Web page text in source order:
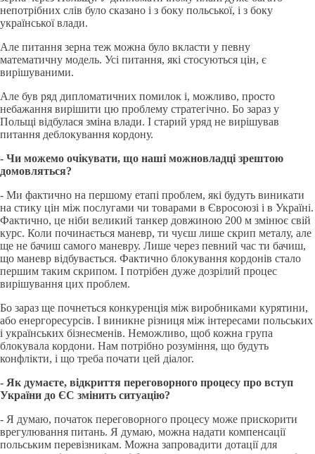
непотрібних слів було сказано і з боку польської, і з боку
української влади.
Але питання зерна теж можна було вкласти у певну
математичну модель. Усі питання, які стосуються цін, є
вирішуваними.
Але був ряд дипломатичних помилок і, можливо, просто
небажання вирішити цю проблему стратегічно. Бо зараз у
Польщі відбулася зміна влади. І старий уряд не вирішував
питання деблокування кордону.
- Чи можемо очікувати, що наші можновладці зрештою
домовляться?
- Ми фактично на першому етапі проблем, які будуть виникати
на стику цін між послугами чи товарами в Євросоюзі і в Україні.
Фактично, це ніби великий танкер довжиною 200 м змінює свій
курс. Коли починається маневр, ти чуєш лише скрип металу, але
ще не бачиш самого маневру. Лише через певний час ти бачиш,
що маневр відбувається. Фактично блокування кордонів стало
першим таким скрипом. І потрібен дуже дозрілий процес
вирішування цих проблем.
Бо зараз ще почнеться конкуренція між виробниками курятини,
або енергоресурсів. І виникне різниця між інтересами польських
і українських бізнесменів. Неможливо, щоб кожна група
блокувала кордони. Нам потрібно розуміння, що будуть
конфлікти, і що треба почати цей діалог.
- Як думаєте, відкриття переговорного процесу про вступ
України до ЄС змінить ситуацію?
- Я думаю, початок переговорного процесу може прискорити
врегулювання питань. Я думаю, можна надати компенсації
польським перевізникам. Можна запровадити дотації для